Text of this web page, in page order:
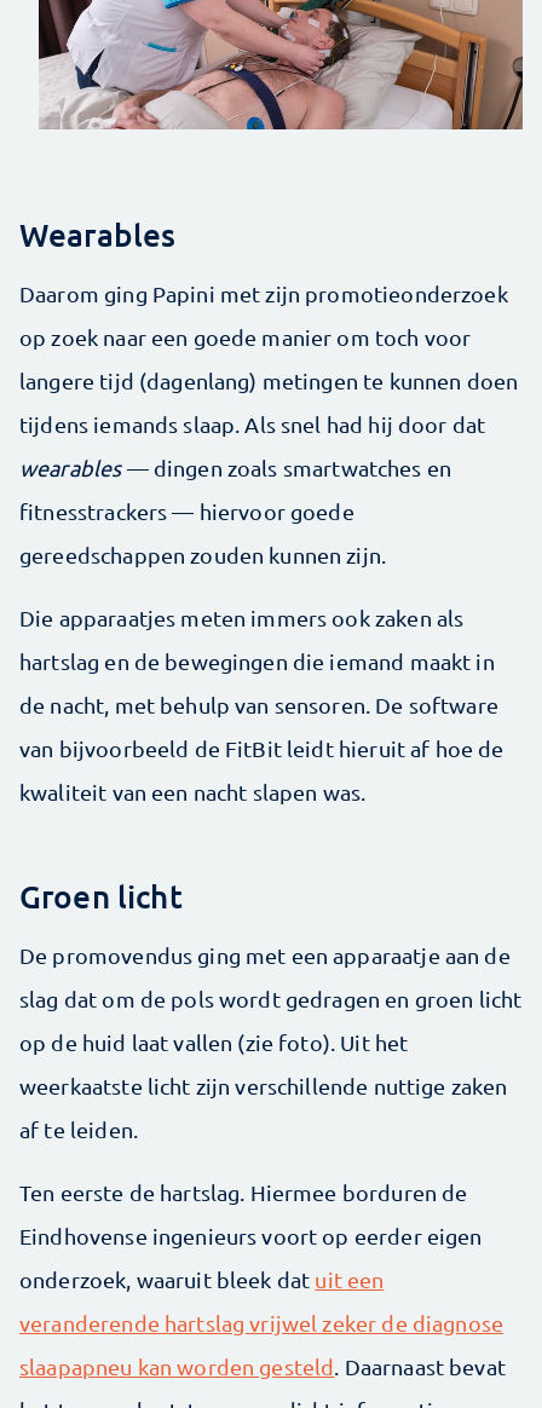
Wearables
Daarom ging Papini met zijn promotieonderzoek
op zoek naar een goede manier om toch voor
langere tijd (dagenlang) metingen te kunnen doen
tijdens iemands slaap. Als snel had hij door dat
wearables— dingen zoals smartwatches en
fitnesstrackers — hiervoor goede
gereedschappen zouden kunnen zijn.
Die apparaatjes meten immers ook zaken als
hartslag en de bewegingen die iemand maakt in
de nacht, met behulp van sensoren. De software
van bijvoorbeeld de FitBit leidt hieruit af hoe de
kwaliteit van een nacht slapen was.
Groen licht
De promovendus ging met een apparaatje aan de
slag dat om de pols wordt gedragen en groen licht
op de huid laat vallen (zie foto). Uit het
weerkaatste licht zijn verschillende nuttige zaken
af te leiden.
Ten eerste de hartslag. Hiermee borduren de
Eindhovense ingenieurs voort op eerder eigen
onderzoek, waaruit bleek dat uit een
veranderende hartslag vrijwel zeker de diagnose
slaapapneu kan worden gesteld. Daarnaast bevat